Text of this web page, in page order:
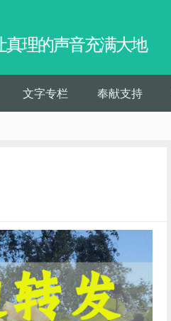
真理的声音充满大地
文字专栏 奉献支持